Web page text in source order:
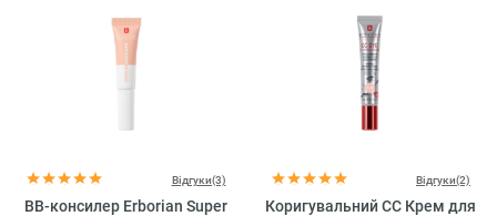
Відгуки(3)
BB-консилер Erborian Super
Відгуки(2)
Коригувальний CC Крем для